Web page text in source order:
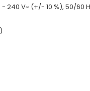
- 240 V~ (+/- 10 %), 50/60